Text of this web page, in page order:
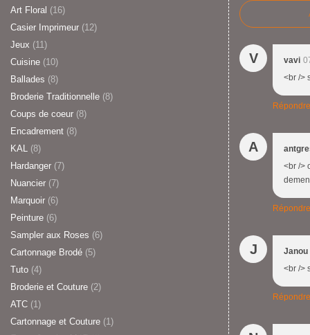
Art Floral (16)
Casier Imprimeur (12)
Jeux (11)
Cuisine (10)
Ballades (8)
Broderie Traditionnelle (8)
Coups de coeur (8)
Encadrement (8)
KAL (8)
Hardanger (7)
Nuancier (7)
Marquoir (6)
Peinture (6)
Sampler aux Roses (6)
Cartonnage Brodé (5)
Tuto (4)
Broderie et Couture (2)
ATC (1)
Cartonnage et Couture (1)
V vavi
<br />
Répondre
A
<br />
Répondre
J
Janou
<br />
Répondre